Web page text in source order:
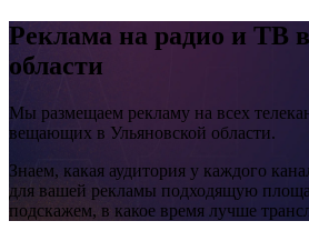
Реклама на радио и ТВ
области
Мы размещаем рекламу на всех
вещающих в Ульяновской области.
Знаем, какая аудитория у каждого
для вашей рекламы подходящую
подскажем, в какое время лучше